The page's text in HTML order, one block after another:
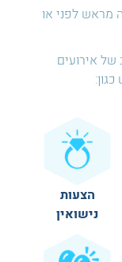
מראש לפני או
של אירועים
הצעות
נישואין